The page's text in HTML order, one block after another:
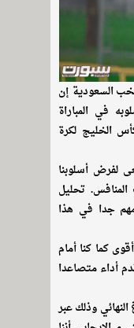
السعودية إن
في المباراة
الخليج لكرة
لفرض أسلوبنا
تحليل
جدا في هذا
كما كنا أمام
أداء متصاعدا
وذلك عبر